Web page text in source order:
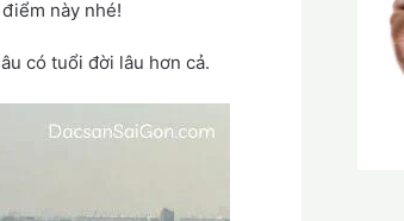
này nhé!
có tuổi đời lâu hơn cả.